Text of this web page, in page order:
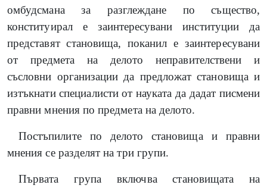
омбудсмана за разглеждане по същество,
конституирал е заинтересувани институции да
представят становища, поканил е заинтересувани
от предмета на делото неправителствени и
съсловни организации да предложат становища и
изтъкнати специалисти от науката да дадат писмени
правни мнения по предмета на делото.
Постъпилите по делото становища и правни
мнения се разделят на три групи.
Първата група включва становищата на